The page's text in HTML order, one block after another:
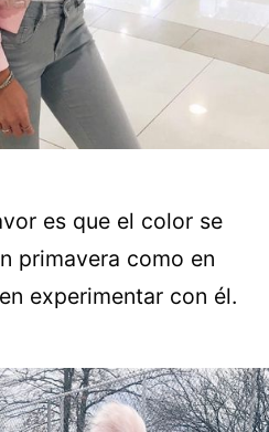
es que el color se
primavera como en
experimentar con él.